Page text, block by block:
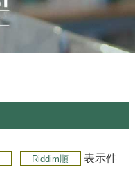
Riddim順
表示件